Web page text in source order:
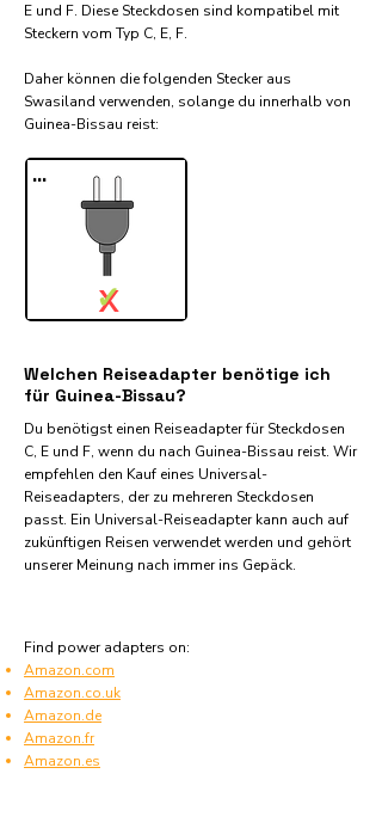
E und F. Diese Steckdosen sind kompatibel mit
Steckern vom Typ C, E, F.
Daher können die folgenden Stecker aus
Swasiland verwenden, solange du innerhalb von
Guinea-Bissau reist:​
...
X
✓
Welchen Reiseadapter benötige ich
für Guinea-Bissau?
Du benötigst einen Reiseadapter für Steckdosen
C, E und F, wenn du nach Guinea-Bissau reist. Wir
empfehlen den Kauf eines Universal-
Reiseadapters, der zu mehreren Steckdosen
passt. Ein Universal-Reiseadapter kann auch auf
zukünftigen Reisen verwendet werden und gehört
unserer Meinung nach immer ins Gepäck.
Find power adapters on:
Amazon.com
Amazon.co.uk
Amazon.de
Amazon.fr
Amazon.es